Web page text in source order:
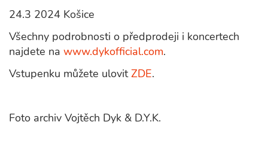
24.3 2024 Košice
Všechny podrobnosti o předprodeji i koncertech
najdete na www.dykofficial.com.
Vstupenku můžete ulovitZDE.
Foto archiv Vojtěch Dyk & D.Y.K.